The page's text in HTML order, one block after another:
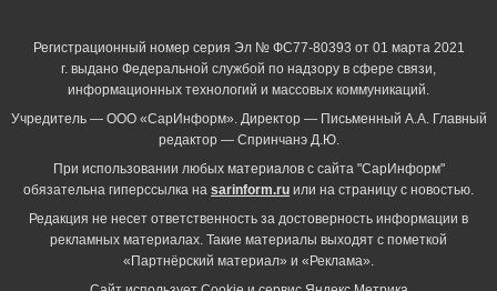
Регистрационный номер серия Эл № ФС77-80393 от 01 марта 2021
г. выдано Федеральной службой по надзору в сфере связи,
информационных технологий и массовых коммуникаций.
Учредитель — ООО «СарИнформ». Директор — Письменный А.А. Главный
редактор — Спринчанэ Д.Ю.
При использовании любых материалов с сайта "СарИнформ"
обязательна гиперссылка на sarinform.ru или на страницу с новостью.
Редакция не несет ответственность за достоверность информации в
рекламных материалах. Такие материалы выходят с пометкой
«Партнёрский материал» и «Реклама».